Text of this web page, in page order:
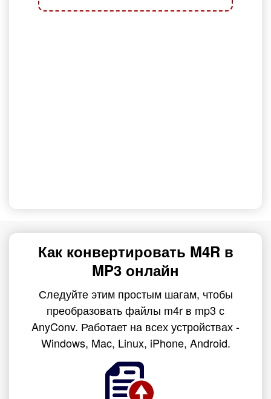
Как конвертировать M4R в
MP3 онлайн
Следуйте этим простым шагам, чтобы
преобразовать файлы m4r в mp3 с
AnyConv. Работает на всех устройствах -
Windows, Mac, Linux, iPhone, Android.